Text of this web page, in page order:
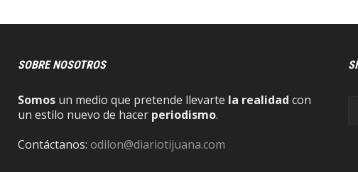
SOBRE NOSOTROS
Somos un medio que pretende llevarte la realidad con
un estilo nuevo de hacer periodismo.
Contáctanos: odilon@diariotijuana.com